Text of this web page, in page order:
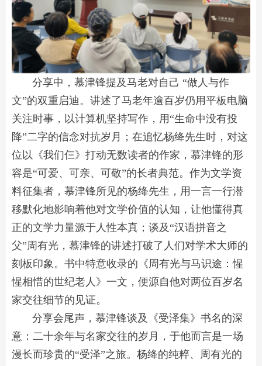
分享中，慕津锋提及马老对自己 “做人与作
文”的双重启迪。讲述了马老年逾百岁仍用平板电脑
关注时事，以计算机坚持写作，用“生命中没有投
降”二字的信念对抗岁月；在追忆杨绛先生时，对这
位以《我们仨》打动无数读者的作家，慕津锋的形
容是“可爱、可亲、可敬”的长者典范。作为文学资
料征集者，慕津锋所见的杨绛先生，用一言一行潜
移默化地影响着他对文学价值的认知，让他懂得真
正的文学力量源于人性本真；谈及“汉语拼音之
父”周有光，慕津锋的讲述打破了人们对学术大师的
刻板印象。书中特意收录的《周有光与马识途：惺
惺相惜的世纪老人》一文，便源自他对两位百岁名
家交往细节的见证。
分享会尾声，慕津锋谈及《受泽集》书名的深
意：二十余年与名家交往的岁月，于他而言是一场
漫长而珍贵的“受泽”之旅。杨绛的纯粹、周有光的